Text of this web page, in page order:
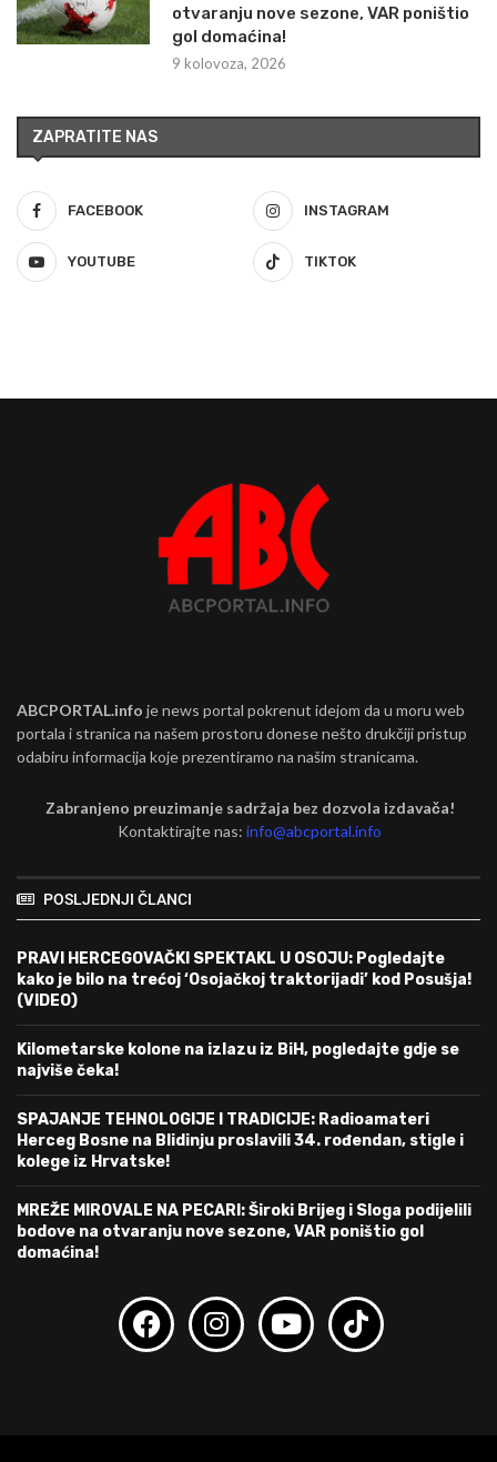
otvaranju nove sezone, VAR poništio
gol domaćina!
9 kolovoza, 2026
ZAPRATITE NAS
FACEBOOK INSTAGRAM
YOUTUBE TIKTOK
ABCPORTAL.info je news portal pokrenut idejom da u moru web
portala i stranica na našem prostoru donese nešto drukčiji pristup
odabiru informacija koje prezentiramo na našim stranicama.
Zabranjeno preuzimanje sadržaja bez dozvola izdavača!
Kontaktirajte nas:info@abcportal.info
POSLJEDNJI ČLANCI
PRAVI HERCEGOVAČKI SPEKTAKL U OSOJU: Pogledajte
kako je bilo na trećoj ‘Osojačkoj traktorijadi’ kod Posušja!
(VIDEO)
Kilometarske kolone na izlazu iz BiH, pogledajte gdje se
najviše čeka!
SPAJANJE TEHNOLOGIJE I TRADICIJE: Radioamateri
Herceg Bosne na Blidinju proslavili 34. rođendan, stigle i
kolege iz Hrvatske!
MREŽE MIROVALE NA PECARI: Široki Brijeg i Sloga podijelili
bodove na otvaranju nove sezone, VAR poništio gol
domaćina!